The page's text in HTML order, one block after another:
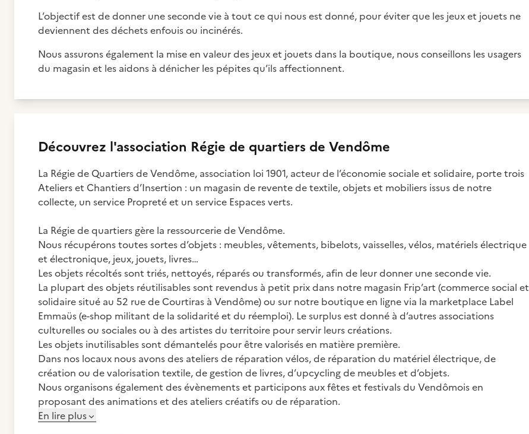
L’objectif est de donner une seconde vie à tout ce qui nous est donné, pour éviter que les jeux et jouets ne
deviennent des déchets enfouis ou incinérés.
Nous assurons également la mise en valeur des jeux et jouets dans la boutique, nous conseillons les usagers
du magasin et les aidons à dénicher les pépites qu’ils affectionnent.
Découvrez l'association Régie de quartiers de Vendôme
La Régie de Quartiers de Vendôme, association loi 1901, acteur de l’économie sociale et solidaire, porte trois
Ateliers et Chantiers d’Insertion : un magasin de revente de textile, objets et mobiliers issus de notre
collecte, un service Propreté et un service Espaces verts.
La Régie de quartiers gère la ressourcerie de Vendôme.
Nous récupérons toutes sortes d’objets : meubles, vêtements, bibelots, vaisselles, vélos, matériels électrique
et électronique, jeux, jouets, livres…
Les objets récoltés sont triés, nettoyés, réparés ou transformés, afin de leur donner une seconde vie.
La plupart des objets réutilisables sont revendus à petit prix dans notre magasin Frip’art (commerce social et
solidaire situé au 52 rue de Courtiras à Vendôme) ou sur notre boutique en ligne via la marketplace Label
Emmaüs (e-shop militant de la solidarité et du réemploi). Le surplus est donné à d’autres associations
culturelles ou sociales ou à des artistes du territoire pour servir leurs créations.
Les objets inutilisables sont démantelés pour être valorisés en matière première.
Dans nos locaux nous avons des ateliers de réparation vélos, de réparation du matériel électrique, de
création ou de valorisation textile, de gestion de livres, d’upcycling de meubles et d’objets.
Nous organisons également des évènements et participons aux fêtes et festivals du Vendômois en
proposant des animations et des ateliers créatifs ou de réparation.
En lire plus